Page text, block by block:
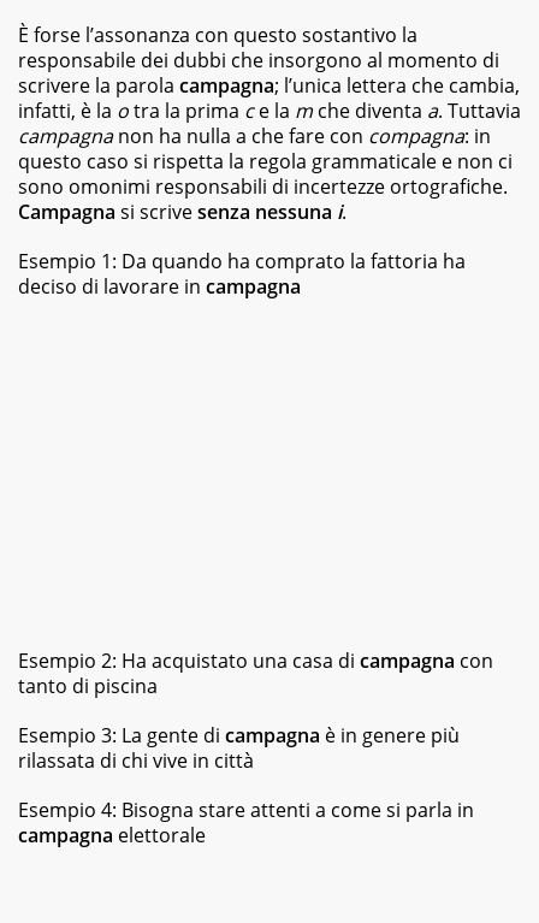
graphic
novel,
fino
ai
ricettari
e
ai
fotografici.
È forse l’assonanza con questo sostantivo la
responsabile dei dubbi che insorgono al momento di
scrivere la parola campagna; l’unica lettera che cambia,
infatti, è la otra la prima ce la mche diventa a. Tuttavia
campagnanon ha nulla a che fare con compagna: in
questo caso si rispetta la regola grammaticale e non ci
sono omonimi responsabili di incertezze ortografiche.
Campagna si scrivesenza nessuna i.
Esempio 1: Da quando ha comprato la fattoria ha
deciso di lavorare in campagna
Esempio 2: Ha acquistato una casa di campagna con
tanto di piscina
Esempio 3: La gente di campagna è in genere più
rilassata di chi vive in città
Esempio 4: Bisogna stare attenti a come si parla in
campagna elettorale